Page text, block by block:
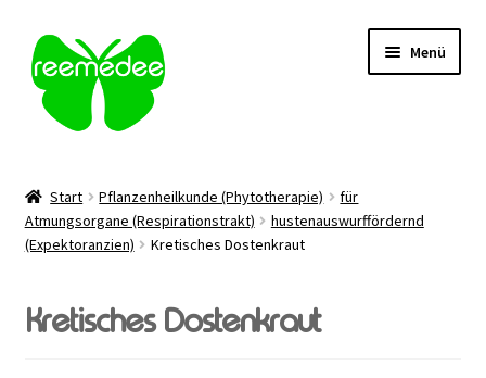
Zur
Navigation
springen
Zum
Inhalt
springen
Menü
Anwendungsgebiet
Sale
Start Pflanzenheilkunde (Phytotherapie)
für
Atmungsorgane (Respirationstrakt)
hustenauswurffördernd
(Expektoranzien)
Kretisches Dostenkraut
Kretisches Dostenkraut